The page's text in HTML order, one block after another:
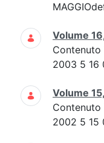
Volume
Contenuto
2003 5 16
Volume
Contenuto
2002 5 15